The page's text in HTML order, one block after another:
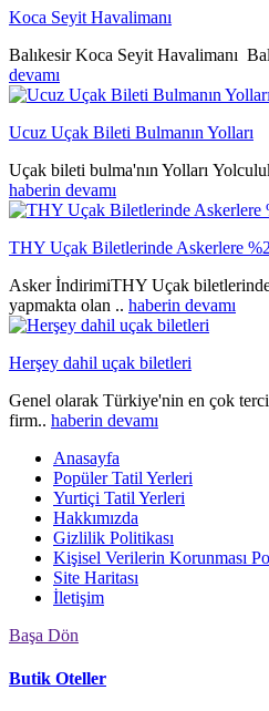
Koca Seyit Havalimanı
Balıkesir Koca Seyit Havalimanı
devamı
Ucuz Uçak Bileti Bulmanın Yolları
Uçak bileti bulma'nın Yolları
haberin devamı
THY Uçak Biletlerinde Askerlere
Asker İndirimiTHY Uçak
yapmakta olan .. haberin devamı
Herşey dahil uçak biletleri
Genel olarak Türkiye'nin en çok
firm.. haberin devamı
Anasayfa
Popüler Tatil Yerleri
Yurtiçi Tatil Yerleri
Hakkımızda
Gizlilik Politikası
Kişisel Verilerin Korunması
Site Haritası
İletişim
Başa Dön
Butik Oteller